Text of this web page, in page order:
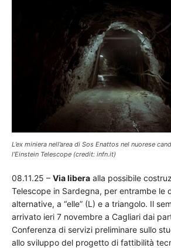
L’ex miniera nell’area di Sos Enattos nel nuorese
l’Einstein Telescope (credit: infn.it)
08.11.25 – Via libera alla possibile
Telescope in Sardegna, per entrambe le
alternative, a “elle” (L) e a triangolo. Il
arrivato ieri 7 novembre a Cagliari dai
Conferenza di servizi preliminare sullo
allo sviluppo del progetto di fattibilità